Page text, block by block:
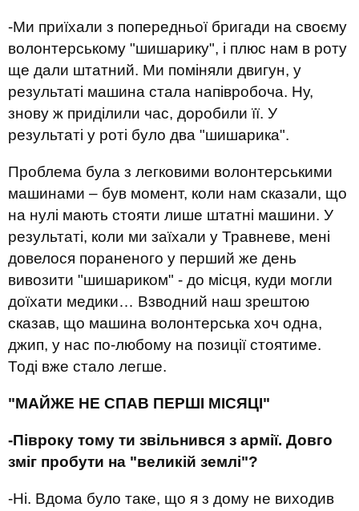
-Ми приїхали з попередньої бригади на своєму
волонтерському "шишарику", і плюс нам в роту
ще дали штатний. Ми поміняли двигун, у
результаті машина стала напівробоча. Ну,
знову ж приділили час, доробили її. У
результаті у роті було два "шишарика".
Проблема була з легковими волонтерськими
машинами – був момент, коли нам сказали, що
на нулі мають стояти лише штатні машини. У
результаті, коли ми заїхали у Травневе, мені
довелося пораненого у перший же день
вивозити "шишариком" - до місця, куди могли
доїхати медики… Взводний наш зрештою
сказав, що машина волонтерська хоч одна,
джип, у нас по-любому на позиції стоятиме.
Тоді вже стало легше.
"МАЙЖЕ НЕ СПАВ ПЕРШІ МІСЯЦІ"
-Півроку тому ти звільнився з армії. Довго
зміг пробути на "великій землі"?
-Ні. Вдома було таке, що я з дому не виходив